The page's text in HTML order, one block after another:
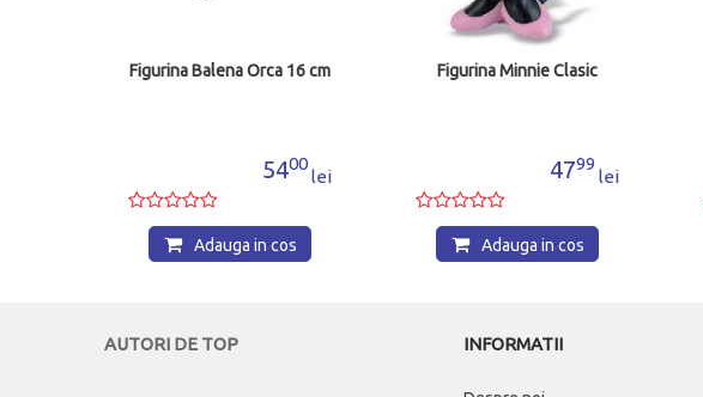
Figurina Balena Orca 16 cm
5400
lei
Adauga in cos
Figurina Minnie Clasic
4799
lei
Adauga in cos
AUTORI DE TOP INFORMATII